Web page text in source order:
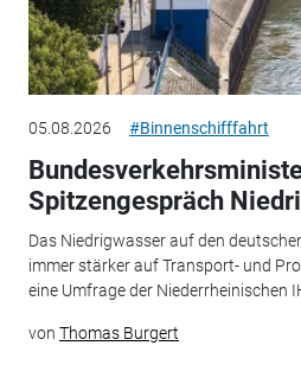
05.08.2026 #Binnenschifffahrt
Spitzengespräch
Das Niedrigwasser auf den
immer stärker auf Transport- und
eine Umfrage der Niederrheinischen
von Thomas Burgert